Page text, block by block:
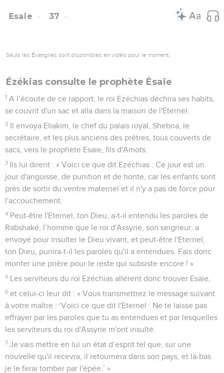
Esaïe 37
Seuls les Évangiles sont disponibles en vidéo pour le moment.
Ézékias consulte le prophète Ésaïe
1 A l’écoute de ce rapport, le roi Ezéchias déchira ses habits,
se couvrit d'un sac et alla dans la maison de l'Eternel.
2 Il envoya Eliakim, le chef du palais royal, Shebna, le
secrétaire, et les plus anciens des prêtres, tous couverts de
sacs, vers le prophète Esaïe, fils d'Amots.
3 Ils lui dirent : « Voici ce que dit Ezéchias : Ce jour est un
jour d'angoisse, de punition et de honte, car les enfants sont
près de sortir du ventre maternel et il n'y a pas de force pour
l'accouchement.
4 Peut-être l'Eternel, ton Dieu, a-t-il entendu les paroles de
Rabshaké, l’homme que le roi d'Assyrie, son seigneur, a
envoyé pour insulter le Dieu vivant, et peut-être l'Eternel,
ton Dieu, punira-t-il les paroles qu'il a entendues. Fais donc
monter une prière pour le reste qui subsiste encore ! »
5 Les serviteurs du roi Ezéchias allèrent donc trouver Esaïe,
6 et celui-ci leur dit : « Vous transmettrez le message suivant
à votre maître : ‘Voici ce que dit l'Eternel : Ne te laisse pas
effrayer par les paroles que tu as entendues et par lesquelles
les serviteurs du roi d'Assyrie m'ont insulté.
7 Je vais mettre en lui un état d’esprit tel que, sur une
nouvelle qu'il recevra, il retournera dans son pays, et là-bas
je le ferai tomber par l'épée.’ »